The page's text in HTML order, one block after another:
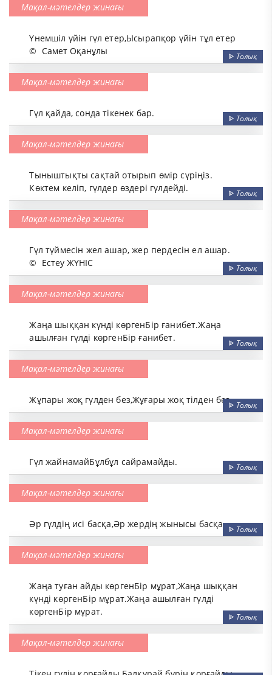
Мақал-мәтелдер жинағы
Үнемшіл үйін гүл етер,Ысырапқор үйін тұл етер
© Самет Оқанұлы ᐈ Толық
Мақал-мәтелдер жинағы
Гүл қайда, сонда тікенек бар. ᐈ Толық
Мақал-мәтелдер жинағы
Тыныштықты сақтай отырып өмір сүріңіз.
Көктем келіп, гүлдер өздері гүлдейді.
ᐈ Толық
Мақал-мәтелдер жинағы
Гүл түймесін жел ашар, жер пердесін ел ашар.
© Естеу ЖҮНІС ᐈ Толық
Мақал-мәтелдер жинағы
Жаңа шыққан күнді көргенБір ғанибет.Жаңа
ашылған гүлді көргенБір ғанибет.
ᐈ Толық
Мақал-мәтелдер жинағы
Жұпары жоқ гүлден без,Жұғары жоқ тілден без.
ᐈ Толық
Мақал-мәтелдер жинағы
Гүл жайнамайБұлбұл сайрамайды. ᐈ Толық
Мақал-мәтелдер жинағы
Әр гүлдің исі басқа,Әр жердің жынысы басқа. ᐈ Толық
Мақал-мәтелдер жинағы
Жаңа туған айды көргенБір мұрат,Жаңа шыққан
күнді көргенБір мұрат.Жаңа ашылған гүлді
көргенБір мұрат.
ᐈ Толық
Мақал-мәтелдер жинағы